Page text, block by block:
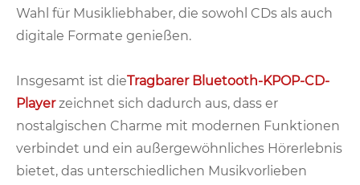
Wahl für Musikliebhaber, die sowohl CDs als auch
digitale Formate genießen.
Insgesamt ist dieTragbarer Bluetooth-KPOP-CD-
Player zeichnet sich dadurch aus, dass er
nostalgischen Charme mit modernen Funktionen
verbindet und ein außergewöhnliches Hörerlebnis
bietet, das unterschiedlichen Musikvorlieben